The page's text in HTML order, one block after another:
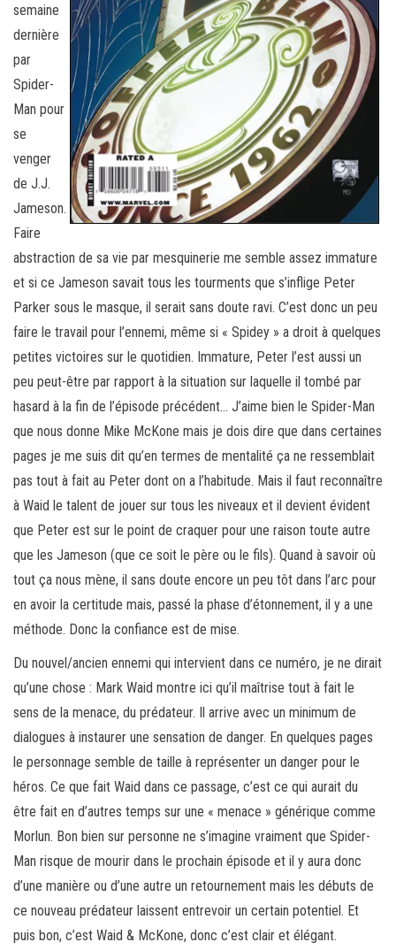
semaine
dernière
par
Spider-
Man pour
se
venger
de J.J.
Jameson.
Faire
abstraction de sa vie par mesquinerie me semble assez immature
et si ce Jameson savait tous les tourments que s’inflige Peter
Parker sous le masque, il serait sans doute ravi. C’est donc un peu
faire le travail pour l’ennemi, même si « Spidey » a droit à quelques
petites victoires sur le quotidien. Immature, Peter l’est aussi un
peu peut-être par rapport à la situation sur laquelle il tombé par
hasard à la fin de l’épisode précédent… J’aime bien le Spider-Man
que nous donne Mike McKone mais je dois dire que dans certaines
pages je me suis dit qu’en termes de mentalité ça ne ressemblait
pas tout à fait au Peter dont on a l’habitude. Mais il faut reconnaître
à Waid le talent de jouer sur tous les niveaux et il devient évident
que Peter est sur le point de craquer pour une raison toute autre
que les Jameson (que ce soit le père ou le fils). Quand à savoir où
tout ça nous mène, il sans doute encore un peu tôt dans l’arc pour
en avoir la certitude mais, passé la phase d’étonnement, il y a une
méthode. Donc la confiance est de mise.
Du nouvel/ancien ennemi qui intervient dans ce numéro, je ne dirait
qu’une chose : Mark Waid montre ici qu’il maîtrise tout à fait le
sens de la menace, du prédateur. Il arrive avec un minimum de
dialogues à instaurer une sensation de danger. En quelques pages
le personnage semble de taille à représenter un danger pour le
héros. Ce que fait Waid dans ce passage, c’est ce qui aurait du
être fait en d’autres temps sur une « menace » générique comme
Morlun. Bon bien sur personne ne s’imagine vraiment que Spider-
Man risque de mourir dans le prochain épisode et il y aura donc
d’une manière ou d’une autre un retournement mais les débuts de
ce nouveau prédateur laissent entrevoir un certain potentiel. Et
puis bon, c’est Waid & McKone, donc c’est clair et élégant.